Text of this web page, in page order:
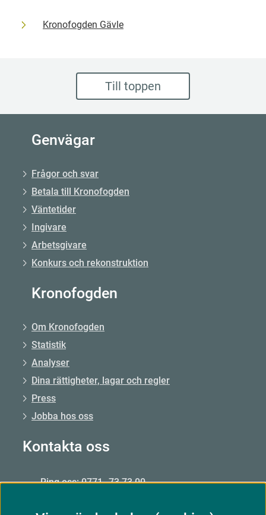
Kronofogden Gävle
Till toppen
Genvägar
Frågor och svar
Betala till Kronofogden
Väntetider
Ingivare
Arbetsgivare
Konkurs och rekonstruktion
Kronofogden
Om Kronofogden
Statistik
Analyser
Dina rättigheter, lagar och regler
Press
Jobba hos oss
Kontakta oss
Ring oss: 0771–73 73 00